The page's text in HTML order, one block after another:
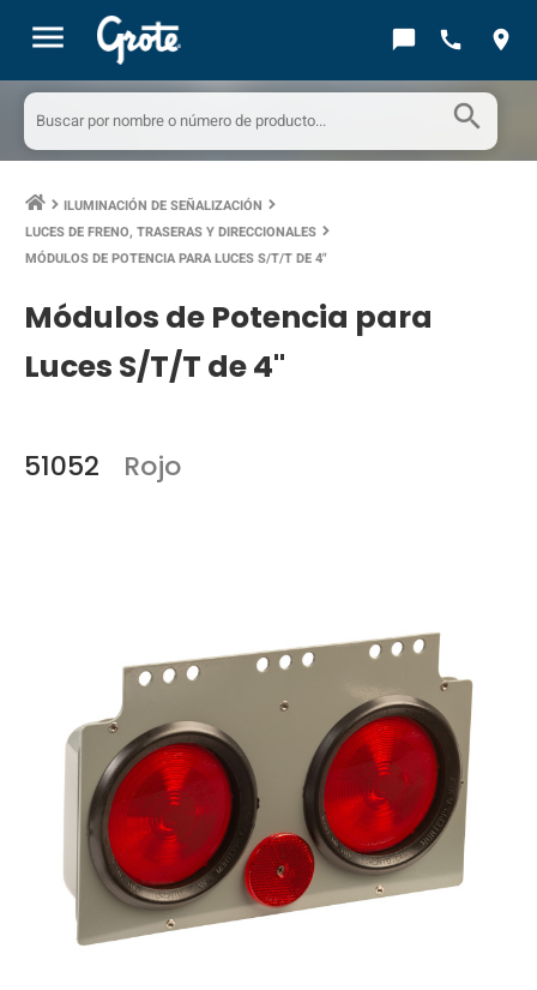
menu chat_bubble call location_on
search
keyboard_arrow_right ILUMINACIÓN DE SEÑALIZACIÓN keyboard_arrow_right
LUCES DE FRENO, TRASERAS Y DIRECCIONALES keyboard_arrow_right
MÓDULOS DE POTENCIA PARA LUCES S/T/T DE 4"
Módulos de Potencia para
Luces S/T/T de 4"
51052 Rojo